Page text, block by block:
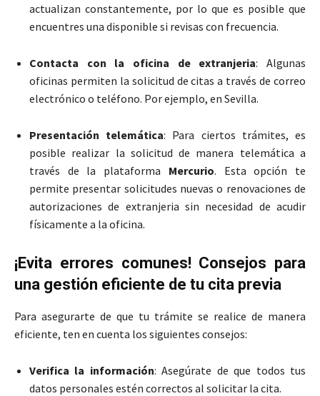
actualizan constantemente, por lo que es posible que
encuentres una disponible si revisas con frecuencia.
Contacta con la oficina de extranjeria: Algunas
oficinas permiten la solicitud de citas a través de correo
electrónico o teléfono. Por ejemplo, en Sevilla.
Presentación telemática: Para ciertos trámites, es
posible realizar la solicitud de manera telemática a
través de la plataforma Mercurio. Esta opción te
permite presentar solicitudes nuevas o renovaciones de
autorizaciones de extranjeria sin necesidad de acudir
físicamente a la oficina.
¡Evita errores comunes! Consejos para
una gestión eficiente de tu cita previa
Para asegurarte de que tu trámite se realice de manera
eficiente, ten en cuenta los siguientes consejos:
Verifica la información: Asegúrate de que todos tus
datos personales estén correctos al solicitar la cita.